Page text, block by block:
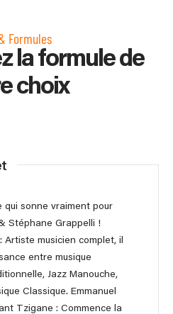
Formules
la formule de
choix
qui sonne vraiment pour
Stéphane Grappelli !
musicien complet, il
entre musique
Jazz Manouche,
Classique. Emmanuel
Tzigane : Commence la